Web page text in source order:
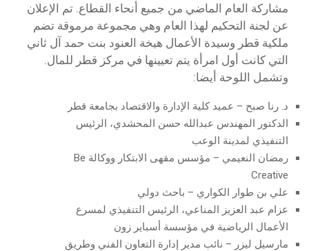
مشاركة العام الماضي من جميع أنحاء القطاع. تم الإعلان
عن لجنة التحكيم لهذا العام وهي مجموعة مرموقة تضم
ملكية قطر وسيدة الأعمال هيخة العنود بنت حمد آل ثاني
التي كانت أول امرأة يتم تعيينها في مركز قطر للمال.
وتشمل اللوحة أيضا:
د. رنا صبح – عميد كلية الإدارة والاقتصاد بجامعة قطر
الدكتور المهندس عبدالله حسن المحشدي، الرئيس
التنفيذي لمدينة الوعب
رمضان النعيمي – مؤسس مقهى الابتكار ووكالة Be
Creative
علي بن طوار الكواري – باحث دولي
عزام عبد العزيز المناعي، الرئيس التنفيذي لمسرع
الأعمال الرياضية في مؤسسة أسباير زون
مارسيل ليزر – نائب مدير إدارة التعاون الفني وطريق